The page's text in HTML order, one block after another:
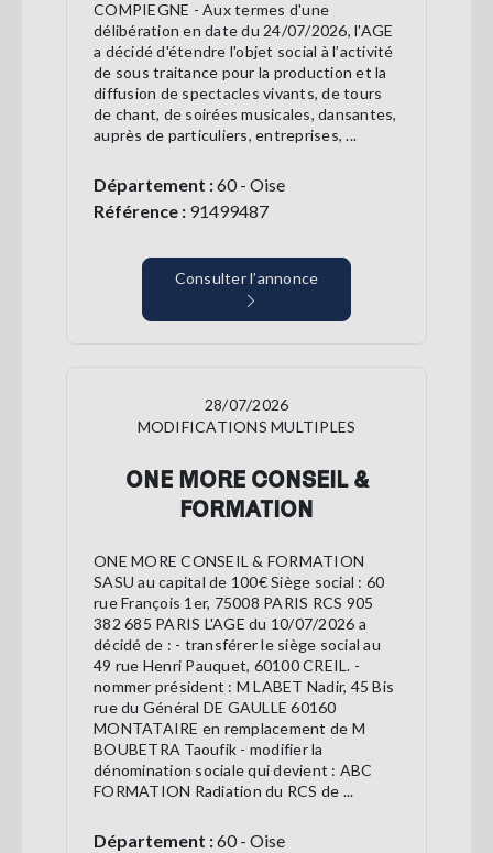
COMPIEGNE - Aux termes d'une
délibération en date du 24/07/2026, l'AGE
a décidé d'étendre l'objet social à l’activité
de sous traitance pour la production et la
diffusion de spectacles vivants, de tours
de chant, de soirées musicales, dansantes,
auprès de particuliers, entreprises, ...
Département :60 - Oise
Référence : 91499487
Consulter l’annonce
28/07/2026
MODIFICATIONS MULTIPLES
ONE MORE CONSEIL &
FORMATION
ONE MORE CONSEIL & FORMATION
SASU au capital de 100€ Siège social : 60
rue François 1er, 75008 PARIS RCS 905
382 685 PARIS L'AGE du 10/07/2026 a
décidé de : - transférer le siège social au
49 rue Henri Pauquet, 60100 CREIL. -
nommer président : M LABET Nadir, 45 Bis
rue du Général DE GAULLE 60160
MONTATAIRE en remplacement de M
BOUBETRA Taoufik - modifier la
dénomination sociale qui devient : ABC
FORMATION Radiation du RCS de ...
Département :60 - Oise